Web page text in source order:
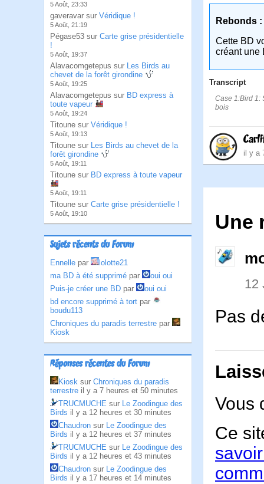
5 Août, 23:33
gaveravar sur Véridique !
5 Août, 21:19
Pégase53 sur Carte grise présidentielle
!
5 Août, 19:37
Alavacomgetepus sur Les Birds au
chevet de la forêt girondine
5 Août, 19:25
Alavacomgetepus sur BD express à
toute vapeur
5 Août, 19:24
Titoune sur Véridique !
5 Août, 19:13
Titoune sur Les Birds au chevet de la
forêt girondine
5 Août, 19:11
Titoune sur BD express à toute vapeur
5 Août, 19:11
Titoune sur Carte grise présidentielle !
5 Août, 19:10
Sujets récents du Forum
Ennelle par
lolotte21
ma BD à été supprimé par
oui oui
Puis-je créer une BD par
oui oui
bd encore supprimé à tort par
boudu113
Chroniques du paradis terrestre par
Kiosk
Réponses récentes du Forum
Kiosk sur Chroniques du paradis
terrestre il y a 7 heures et 50 minutes
TRUCMUCHE sur Le Zoodingue des
Birds il y a 12 heures et 30 minutes
Chaudron sur Le Zoodingue des
Birds il y a 12 heures et 37 minutes
TRUCMUCHE sur Le Zoodingue des
Birds il y a 12 heures et 43 minutes
Chaudron sur Le Zoodingue des
Birds il y a 17 heures et 14 minutes
Rebonds :
Cette BD
créant une
Transcript
Case 1:Bird 1:
bois
il y a
Une
12
Pas
Vous
Ce